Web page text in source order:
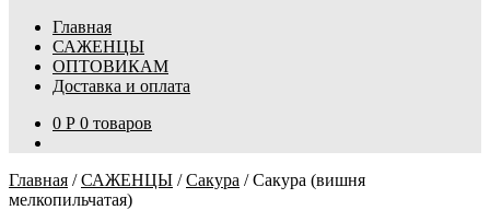
Главная
САЖЕНЦЫ
ОПТОВИКАМ
Доставка и оплата
0 Р 0 товаров
Главная /САЖЕНЦЫ /Сакура /Сакура (вишня
мелкопильчатая)